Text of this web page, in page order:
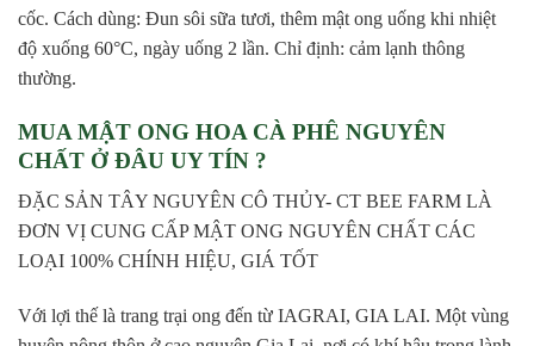
cốc. Cách dùng: Đun sôi sữa tươi, thêm mật ong uống khi nhiệt
độ xuống 60°C, ngày uống 2 lần. Chỉ định: cảm lạnh thông
thường.
MUA MẬT ONG HOA CÀ PHÊ NGUYÊN
CHẤT Ở ĐÂU UY TÍN ?
ĐẶC SẢN TÂY NGUYÊN CÔ THỦY- CT BEE FARM LÀ
ĐƠN VỊ CUNG CẤP MẬT ONG NGUYÊN CHẤT CÁC
LOẠI 100% CHÍNH HIỆU, GIÁ TỐT
Với lợi thế là trang trại ong đến từ IAGRAI, GIA LAI. Một vùng